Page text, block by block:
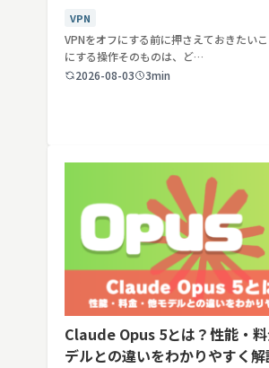
VPN
VPNをオフにする前に押さえておきたい
にする操作そのものは、ど…
2026-08-03
3min
Claude Opus 5とは？性能・
デルとの違いをわかりやすく解